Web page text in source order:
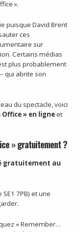
».
puisque David Brent
ces
sur
Certains médias
plus probablement
qui abrite son
du spectacle, voici
» en ligneet
» gratuitement ?
gratuitement au
7PB) et une
« Remember…